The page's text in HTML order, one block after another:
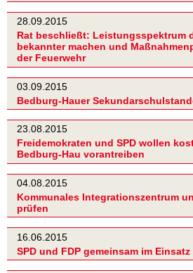
28.09.2015
Rat beschließt: Leistungsspektrum
bekannter machen und
der Feuerwehr
03.09.2015
Bedburg-Hauer
23.08.2015
Freidemokraten und SPD wollen
Bedburg-Hau vorantreiben
04.08.2015
Kommunales Integrationszentrum
prüfen
16.06.2015
SPD und FDP gemeinsam im